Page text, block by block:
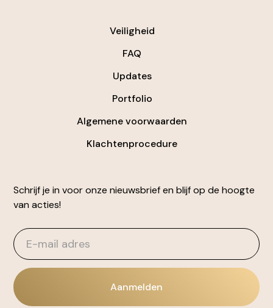
Veiligheid
FAQ
Updates
Portfolio
Algemene voorwaarden
Klachtenprocedure
Schrijf je in voor onze nieuwsbrief en blijf op de hoogte
van acties!